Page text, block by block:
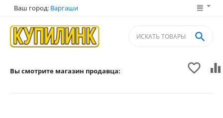
Ваш город: Варгаши
 

Вы смотрите магазин продавца: